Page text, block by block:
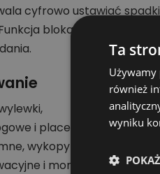
cyfrowo ustawiać
blokady spadku
i place manewrowe,
wykopy i nasypy,
i montażowe
Ta
Używamy
również
wyniku